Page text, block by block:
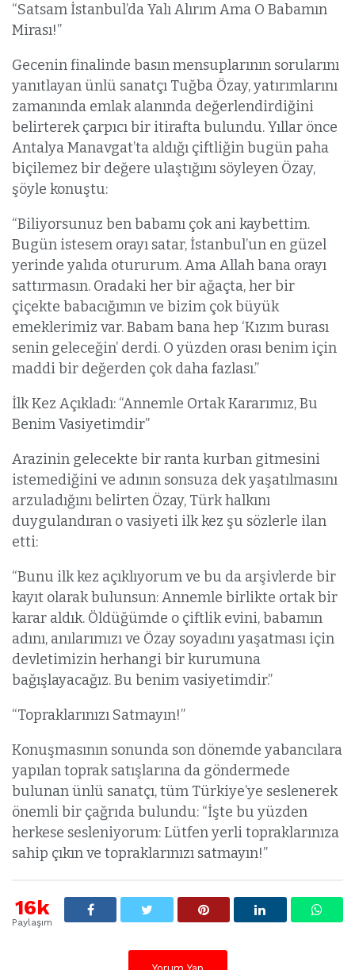
“Satsam İstanbul’da Yalı Alırım Ama O Babamın
Mirası!”
Gecenin finalinde basın mensuplarının sorularını
yanıtlayan ünlü sanatçı Tuğba Özay, yatırımlarını
zamanında emlak alanında değerlendirdiğini
belirterek çarpıcı bir itirafta bulundu. Yıllar önce
Antalya Manavgat’ta aldığı çiftliğin bugün paha
biçilemez bir değere ulaştığını söyleyen Özay,
şöyle konuştu:
“Biliyorsunuz ben babamı çok ani kaybettim.
Bugün istesem orayı satar, İstanbul’un en güzel
yerinde yalıda otururum. Ama Allah bana orayı
sattırmasın. Oradaki her bir ağaçta, her bir
çiçekte babacığımın ve bizim çok büyük
emeklerimiz var. Babam bana hep ‘Kızım burası
senin geleceğin’ derdi. O yüzden orası benim için
maddi bir değerden çok daha fazlası.”
İlk Kez Açıkladı: “Annemle Ortak Kararımız, Bu
Benim Vasiyetimdir”
Arazinin gelecekte bir ranta kurban gitmesini
istemediğini ve adının sonsuza dek yaşatılmasını
arzuladığını belirten Özay, Türk halkını
duygulandıran o vasiyeti ilk kez şu sözlerle ilan
etti:
“Bunu ilk kez açıklıyorum ve bu da arşivlerde bir
kayıt olarak bulunsun: Annemle birlikte ortak bir
karar aldık. Öldüğümde o çiftlik evini, babamın
adını, anılarımızı ve Özay soyadını yaşatması için
devletimizin herhangi bir kurumuna
bağışlayacağız. Bu benim vasiyetimdir.”
“Topraklarınızı Satmayın!”
Konuşmasının sonunda son dönemde yabancılara
yapılan toprak satışlarına da göndermede
bulunan ünlü sanatçı, tüm Türkiye’ye seslenerek
önemli bir çağrıda bulundu: “İşte bu yüzden
herkese sesleniyorum: Lütfen yerli topraklarınıza
sahip çıkın ve topraklarınızı satmayın!”
16k
Paylaşım